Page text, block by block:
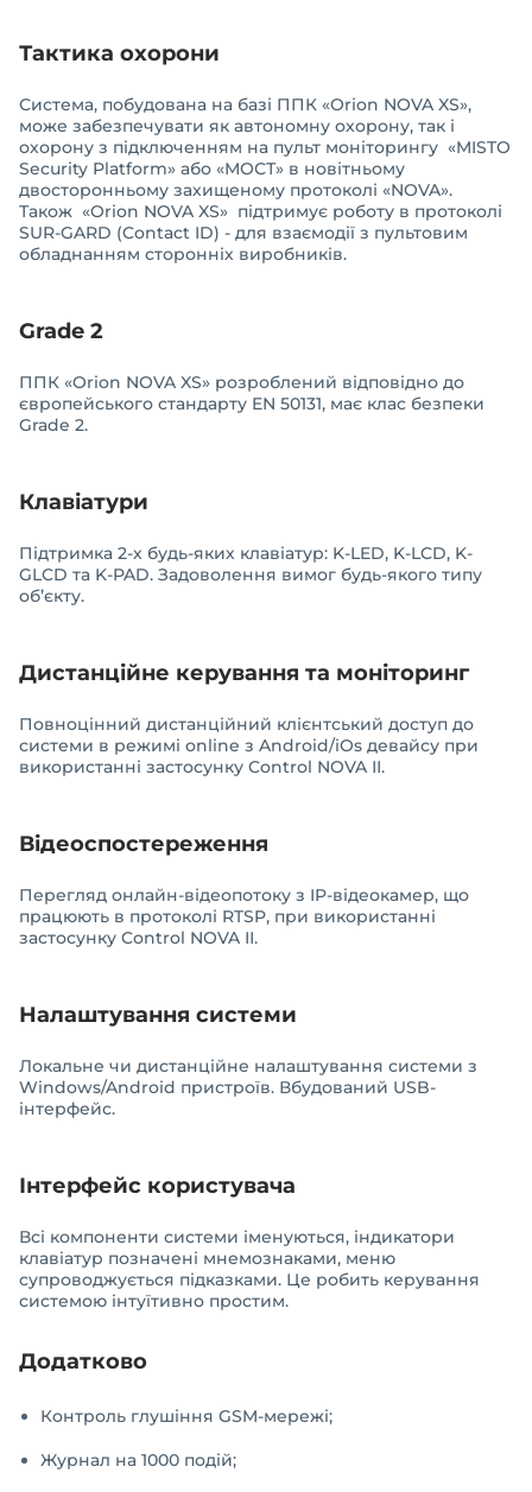
Тактика охорони
Система, побудована на базі ППК «Orion NOVA XS»,
може забезпечувати як автономну охорону, так і
охорону з підключенням на пульт моніторингу «MISTO
Security Platform» або «МОСТ» в новітньому
двосторонньому захищеному протоколі «NOVA».
Також «Orion NOVA XS» підтримує роботу в протоколі
SUR-GARD (Contact ID) - для взаємодії з пультовим
обладнанням сторонніх виробників.
Grade 2
ППК «Orion NOVA XS» розроблений відповідно до
європейського стандарту EN 50131, має клас безпеки
Grade 2.
Клавіатури
Підтримка 2-х будь-яких клавіатур: K-LED, K-LCD, K-
GLCD та K-PAD. Задоволення вимог будь-якого типу
об’єкту.
Дистанційне керування та моніторинг
Повноцінний дистанційний клієнтський доступ до
системи в режимі online з Android/iOs девайсу при
використанні застосунку Control NOVA ІІ.
Відеоспостереження
Перегляд онлайн-відеопотоку з IP-відеокамер, що
працюють в протоколі RTSP, при використанні
застосунку Control NOVA ІІ.
Налаштування системи
Локальне чи дистанційне налаштування системи з
Windows/Android пристроїв. Вбудований USB-
інтерфейс.
Інтерфейс користувача
Всі компоненти системи іменуються, індикатори
клавіатур позначені мнемознаками, меню
супроводжується підказками. Це робить керування
системою інтуїтивно простим.
Додатково
Контроль глушіння GSM-мережі;
Журнал на 1000 подій;